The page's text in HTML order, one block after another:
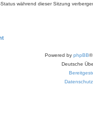
während dieser Sitzung
Powered by phpBB®
Deutsche
Datenschutz